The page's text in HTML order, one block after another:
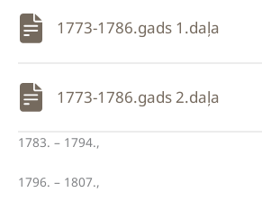
1773-1786.gads 1.daļa
1773-1786.gads 2.daļa
1783. – 1794.,
1796. – 1807.,